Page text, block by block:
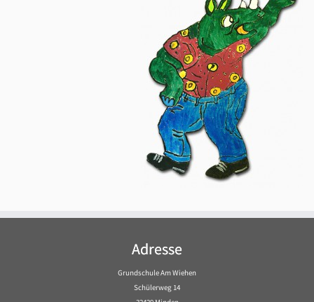
Adresse
Grundschule Am Wiehen
Schülerweg 14